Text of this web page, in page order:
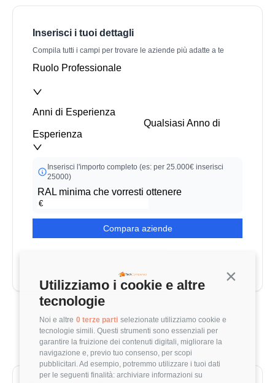
Continua
Utilizziamo i cookie e altre
tecnologie
Noi e altre 0 terze parti selezionate utilizziamo cookie e
tecnologie simili. Questi strumenti sono essenziali per
garantire la fruizione dei contenuti digitali, migliorare la
navigazione e, previo tuo consenso, per scopi
pubblicitari. Ad esempio, potremmo utilizzare i tuoi dati
per le seguenti finalità: archiviare informazioni su
Inserisci i tuoi dettagli
Compila tutti i campi per trovare le aziende più adatte a te
Ruolo Professionale
Anni di Esperienza
Qualsiasi Anno di
Esperienza
Inserisci l'importo completo (es: per 25.000€ inserisci
25000)
RAL minima che vorresti ottenere
Compara aziende
Altri calcolatori utili